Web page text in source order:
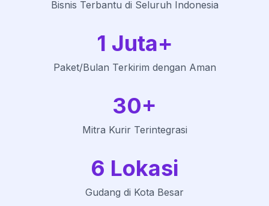
Bisnis Terbantu di Seluruh Indonesia
1 Juta+
Paket/Bulan Terkirim dengan Aman
30+
Mitra Kurir Terintegrasi
6 Lokasi
Gudang di Kota Besar